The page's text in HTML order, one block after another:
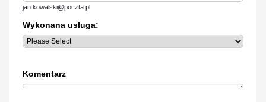
jan.kowalski@poczta.pl
Wykonana usługa:
Komentarz